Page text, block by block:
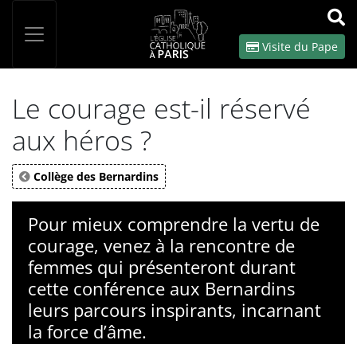
OK
Visite du Pape
Le courage est-il réservé
aux héros ?
Collège des Bernardins
Pour mieux comprendre la vertu de
courage, venez à la rencontre de
femmes qui présenteront durant
cette conférence aux Bernardins
leurs parcours inspirants, incarnant
la force d’âme.
Panneau de gestion des cookies